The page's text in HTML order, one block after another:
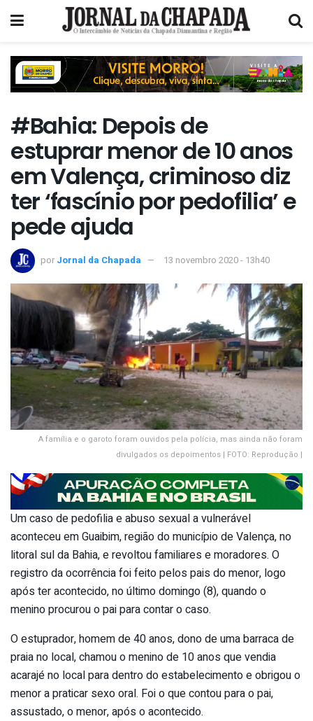
#Bahia: Depois de
estuprar menor de 10 anos
em Valença, criminoso diz
ter ‘fascínio por pedofilia’ e
pede ajuda
por Jornal da Chapada 13 novembro 2020 - 13h40
A família e o garoto foram ouvidos pela polícia, mas ainda não foram
divulgados os depoimentos | FOTO: Reprodução |
Um caso de pedofilia e abuso sexual a vulnerável
aconteceu em Guaibim, região do município de Valença, no
litoral sul da Bahia, e revoltou familiares e moradores. O
registro da ocorrência foi feito pelos pais do menor, logo
após ter acontecido, no último domingo (8), quando o
menino procurou o pai para contar o caso.
O estuprador, homem de 40 anos, dono de uma barraca de
praia no local, chamou o menino de 10 anos que vendia
acarajé no local para dentro do estabelecimento e obrigou o
menor a praticar sexo oral. Foi o que contou para o pai,
assustado, o menor, após o acontecido.